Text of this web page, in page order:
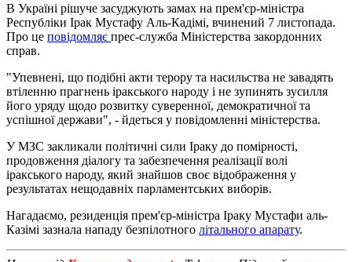
В Україні рішуче засуджують замах на прем'єр-міністра
Республіки Ірак Мустафу Аль-Кадімі, вчинений 7 листопада.
Про це повідомляє прес-служба Міністерства закордонних
справ.
"Упевнені, що подібні акти терору та насильства не завадять
втіленню прагнень іракського народу і не зупинять зусилля
його уряду щодо розвитку суверенної, демократичної та
успішної держави", - йдеться у повідомленні міністерства.
У МЗС закликали політичні сили Іраку до помірності,
продовження діалогу та забезпечення реалізації волі
іракського народу, який знайшов своє відображення у
результатах нещодавніх парламентських виборів.
Нагадаємо, резиденція прем'єр-міністра Іраку Мустафи аль-
Казімі зазнала нападу безпілотного літального апарату.